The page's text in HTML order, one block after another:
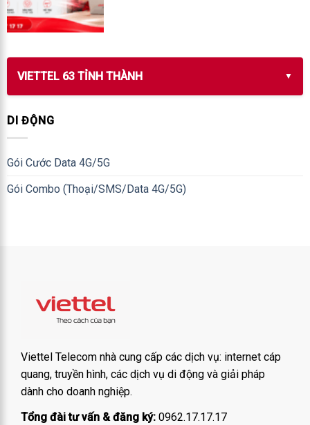
VIETTEL 63 TỈNH THÀNH
DI ĐỘNG
Gói Cước Data 4G/5G
Gói Combo (Thoại/SMS/Data 4G/5G)
Viettel Telecom nhà cung cấp các dịch vụ: internet cáp
quang, truyền hình, các dịch vụ di động và giải pháp
dành cho doanh nghiệp.
Tổng đài tư vấn & đăng ký: 0962.17.17.17